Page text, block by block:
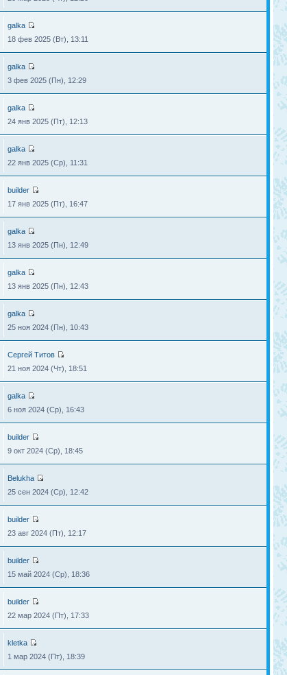
galka
18 фев 2025 (Вт), 13:11
galka
3 фев 2025 (Пн), 12:29
galka
24 янв 2025 (Пт), 12:13
galka
22 янв 2025 (Ср), 11:31
builder
17 янв 2025 (Пт), 16:47
galka
13 янв 2025 (Пн), 12:49
galka
13 янв 2025 (Пн), 12:43
galka
25 ноя 2024 (Пн), 10:43
Сергей Титов
21 ноя 2024 (Чт), 18:51
galka
6 ноя 2024 (Ср), 16:43
builder
9 окт 2024 (Ср), 18:45
Belukha
25 сен 2024 (Ср), 12:42
builder
23 авг 2024 (Пт), 12:17
builder
15 май 2024 (Ср), 18:36
builder
22 мар 2024 (Пт), 17:33
kletka
1 мар 2024 (Пт), 18:39